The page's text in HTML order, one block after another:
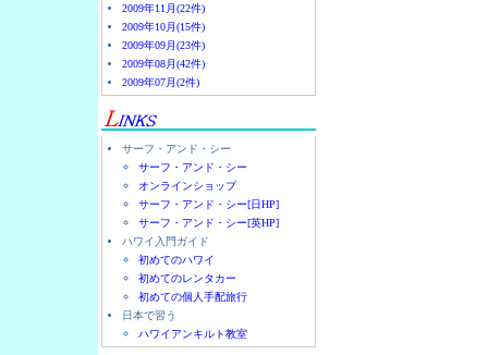
2009年11月(22件)
2009年10月(15件)
2009年09月(23件)
2009年08月(42件)
2009年07月(2件)
サーフ・アンド・シー
サーフ・アンド・シー
オンラインショップ
サーフ・アンド・シー[日HP]
サーフ・アンド・シー[英HP]
ハワイ入門ガイド
初めてのハワイ
初めてのレンタカー
初めての個人手配旅行
日本で習う
ハワイアンキルト教室